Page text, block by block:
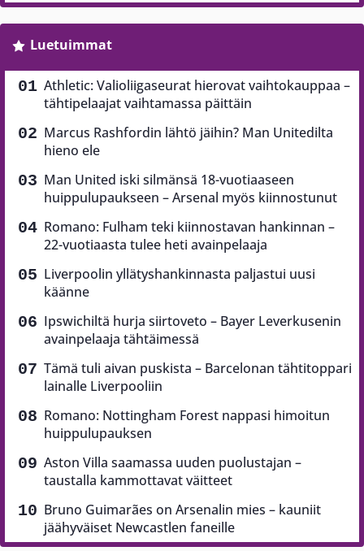
Luetuimmat
Athletic: Valioliigaseurat hierovat vaihtokauppaa –
tähtipelaajat vaihtamassa päittäin
Marcus Rashfordin lähtö jäihin? Man Unitedilta
hieno ele
Man United iski silmänsä 18-vuotiaaseen
huippulupaukseen – Arsenal myös kiinnostunut
Romano: Fulham teki kiinnostavan hankinnan –
22-vuotiaasta tulee heti avainpelaaja
Liverpoolin yllätyshankinnasta paljastui uusi
käänne
Ipswichiltä hurja siirtoveto – Bayer Leverkusenin
avainpelaaja tähtäimessä
Tämä tuli aivan puskista – Barcelonan tähtitoppari
lainalle Liverpooliin
Romano: Nottingham Forest nappasi himoitun
huippulupauksen
Aston Villa saamassa uuden puolustajan –
taustalla kammottavat väitteet
Bruno Guimarães on Arsenalin mies – kauniit
jäähyväiset Newcastlen faneille